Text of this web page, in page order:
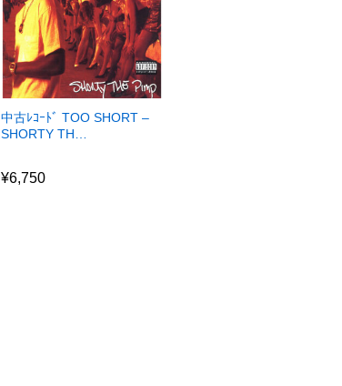
中古ﾚｺｰﾄﾞ TOO SHORT –
SHORTY TH…
¥6,750